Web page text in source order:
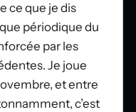
ce que je dis
périodique du
par les
Je joue
et entre
c’est